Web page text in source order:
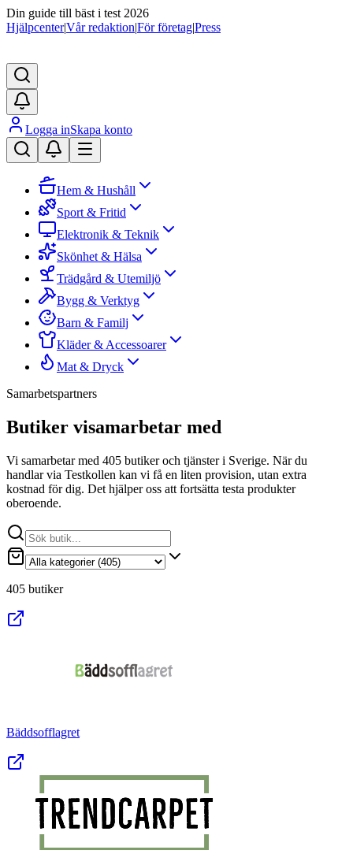
Din guide till bäst i test 2026
Hjälpcenter|Vår redaktion|För företag|Press
Logga inSkapa konto
Hem & Hushåll
Sport & Fritid
Elektronik & Teknik
Skönhet & Hälsa
Trädgård & Utemiljö
Bygg & Verktyg
Barn & Familj
Kläder & Accessoarer
Mat & Dryck
Samarbetspartners
Butiker visamarbetar med
Vi samarbetar med 405 butiker och tjänster i Sverige. När du
handlar via Testkollen kan vi få en liten provision, utan extra
kostnad för dig. Det hjälper oss att fortsätta testa produkter
oberoende.
405 butiker
Bäddsofflagret